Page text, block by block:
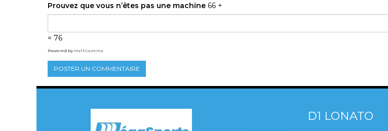
Prouvez que vous n’êtes pas une machine 66 +
= 76
Powered by MathCaptcha
D1 LONATO